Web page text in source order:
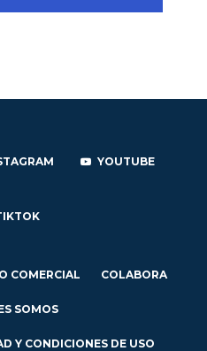
YOUTUBE
COMERCIAL COLABORA
SOMOS
Y CONDICIONES DE USO